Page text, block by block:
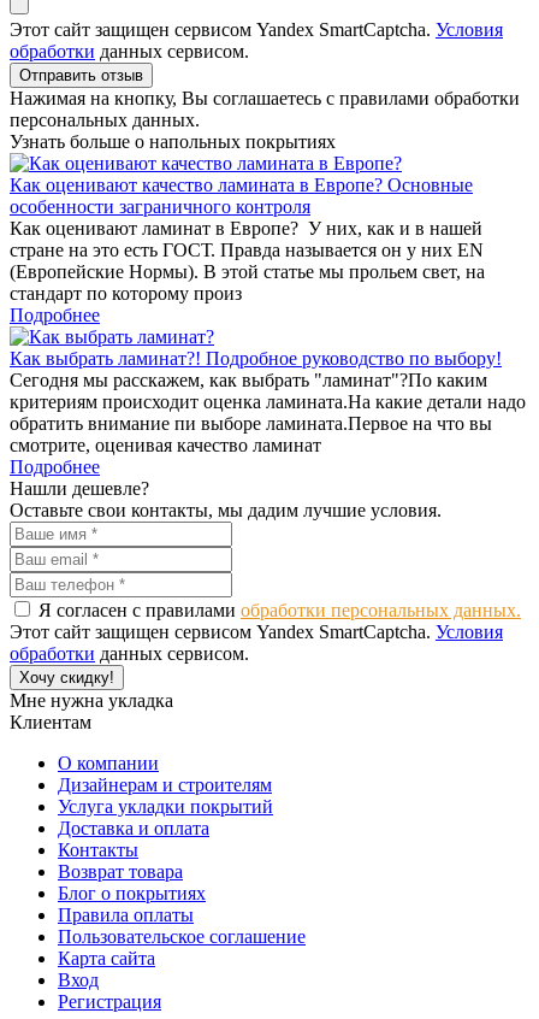
Этот сайт защищен сервисом Yandex SmartCaptcha. Условия
обработки данных сервисом.
Отправить отзыв
Нажимая на кнопку, Вы соглашаетесь с правилами обработки
персональных данных.
Узнать больше о напольных покрытиях
Как оценивают качество ламината в Европе? Основные
особенности заграничного контроля
Как оценивают ламинат в Европе? У них, как и в нашей
стране на это есть ГОСТ. Правда называется он у них EN
(Европейские Нормы). В этой статье мы прольем свет, на
стандарт по которому произ
Подробнее
Как выбрать ламинат?! Подробное руководство по выбору!
Сегодня мы расскажем, как выбрать "ламинат"?По каким
критериям происходит оценка ламината.На какие детали надо
обратить внимание пи выборе ламината.Первое на что вы
смотрите, оценивая качество ламинат
Подробнее
Нашли дешевле?
Оставьте свои контакты, мы дадим лучшие условия.
Я согласен с правилами обработки персональных данных.
Этот сайт защищен сервисом Yandex SmartCaptcha. Условия
обработки данных сервисом.
Хочу скидку!
Мне нужна укладка
Клиентам
О компании
Дизайнерам и строителям
Услуга укладки покрытий
Доставка и оплата
Контакты
Возврат товара
Блог о покрытиях
Правила оплаты
Пользовательское соглашение
Карта сайта
Вход
Регистрация